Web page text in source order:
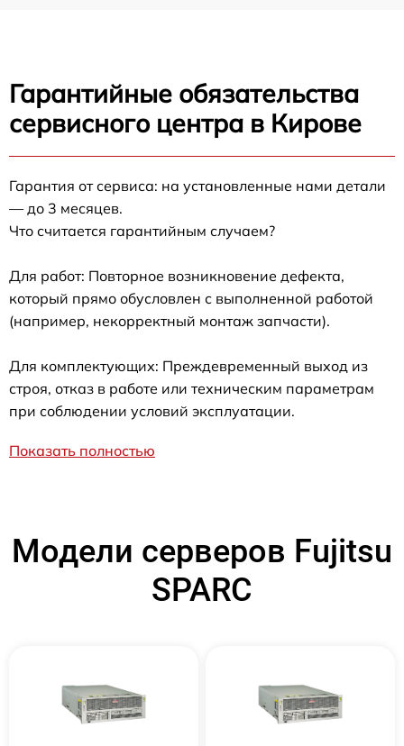
Гарантийные обязательства
сервисного центра в Кирове
Гарантия от сервиса: на установленные нами детали
— до 3 месяцев.
Что считается гарантийным случаем?
Для работ: Повторное возникновение дефекта,
который прямо обусловлен с выполненной работой
(например, некорректный монтаж запчасти).
Для комплектующих: Преждевременный выход из
строя, отказ в работе или техническим параметрам
при соблюдении условий эксплуатации.
Показать полностью
Модели серверов Fujitsu
SPARC